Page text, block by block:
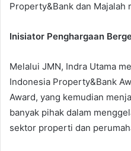
Property&Bank dan Majalah
Inisiator Penghargaan
Melalui JMN, Indra Utama
Indonesia Property&Bank
Award, yang kemudian
banyak pihak dalam
sektor properti dan